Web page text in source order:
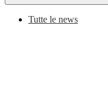
Tutte le news